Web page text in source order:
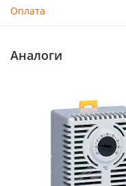
Оплата
Аналоги